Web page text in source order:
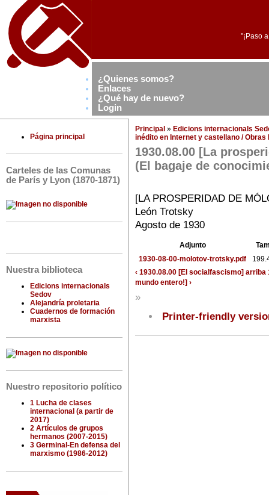
"¡Paso
¿Quienes somos?
Enlaces
¿Qué hay de nuevo?
Login
Página principal
Carteles de las Comunas
de París y Lyon (1870-1871)
Nuestra biblioteca
Edicions internacionals
Sedov
Alejandría proletaria
Cuadernos de formación
marxista
Nuestro repositorio político
1 Lucha de clases
internacional (a partir de
2017)
2 Artículos de grupos
hermanos (2007-2015)
3 Germinal-En defensa del
marxismo (1986-2012)
Principal » Edicions internacionals
inédito en Internet y castellano / Obras
1930.08.00 [La
(El bagaje de
[LA PROSPERIDAD DE
León Trotsky
Agosto de 1930
Adjunto
1930-08-00-molotov-trotsky.pdf
‹ 1930.08.00 [El socialfascismo] arriba
mundo entero!] ›
»
Printer-friendly